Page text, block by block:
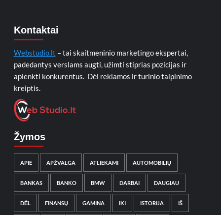
Kontaktai
Webstudio.lt – tai skaitmeninio marketingo ekspertai,
padedantys verslams augti, užimti stiprias pozicijas ir
aplenkti konkurentus. Dėl reklamos ir turinio talpinimo
kreiptis.
Žymos
APIE APŽVALGA ATLIEKAMI AUTOMOBILIŲ
BANKAS BANKO BMW DARBAI DAUGIAU
DĖL FINANSŲ GAMINA IKI ISTORIJA IŠ